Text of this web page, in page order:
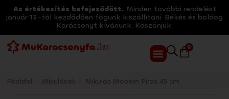
Az értékesítés befejeződött. Minden további rendelést
január 13-tól kezdődően fogunk kiszállítani. Békés és boldog
Karácsonyt kívánunk. Köszönjük.
0
Főoldal Mikulások Mikulás Modern Piros 45 cm